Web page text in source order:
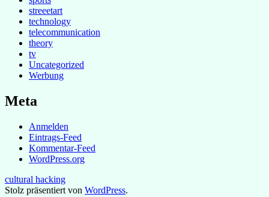
streeetart
technology
telecommunication
theory
tv
Uncategorized
Werbung
Meta
Anmelden
Eintrags-Feed
Kommentar-Feed
WordPress.org
cultural hacking
Stolz präsentiert von WordPress.